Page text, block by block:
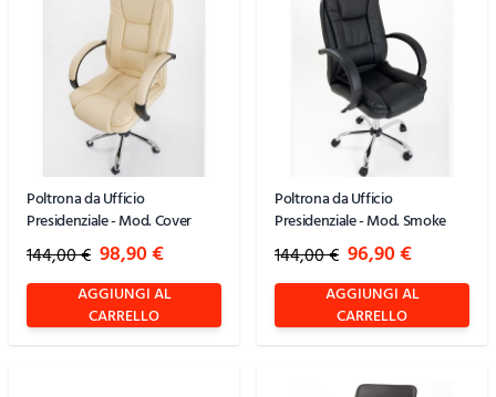
Poltrona da Ufficio
Presidenziale - Mod. Cover
144,00 € Special Price
98,90 €
AGGIUNGI AL
CARRELLO
Poltrona da Ufficio
Presidenziale - Mod. Smoke
144,00 € Special Price
96,90 €
AGGIUNGI AL
CARRELLO